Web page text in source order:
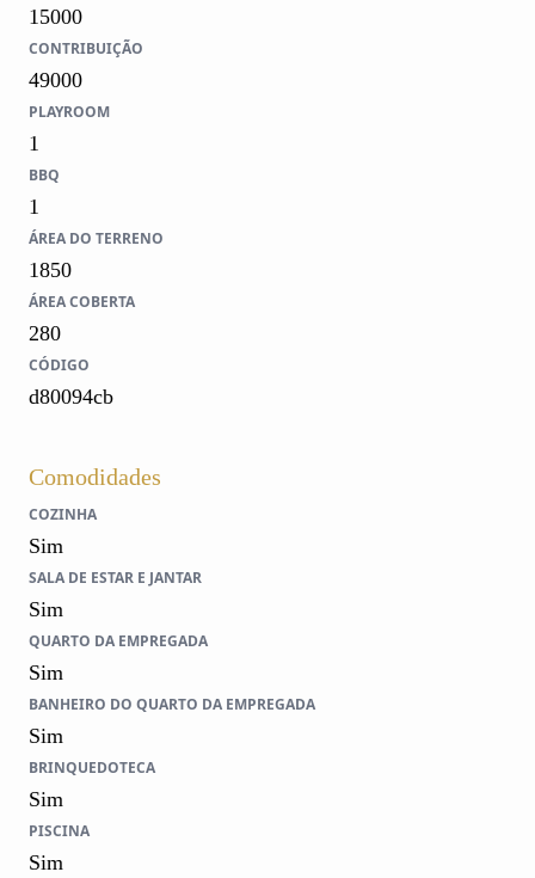
15000
CONTRIBUIÇÃO
49000
PLAYROOM
1
BBQ
1
ÁREA DO TERRENO
1850
ÁREA COBERTA
280
CÓDIGO
d80094cb
Comodidades
COZINHA
Sim
SALA DE ESTAR E JANTAR
Sim
QUARTO DA EMPREGADA
Sim
BANHEIRO DO QUARTO DA EMPREGADA
Sim
BRINQUEDOTECA
Sim
PISCINA
Sim